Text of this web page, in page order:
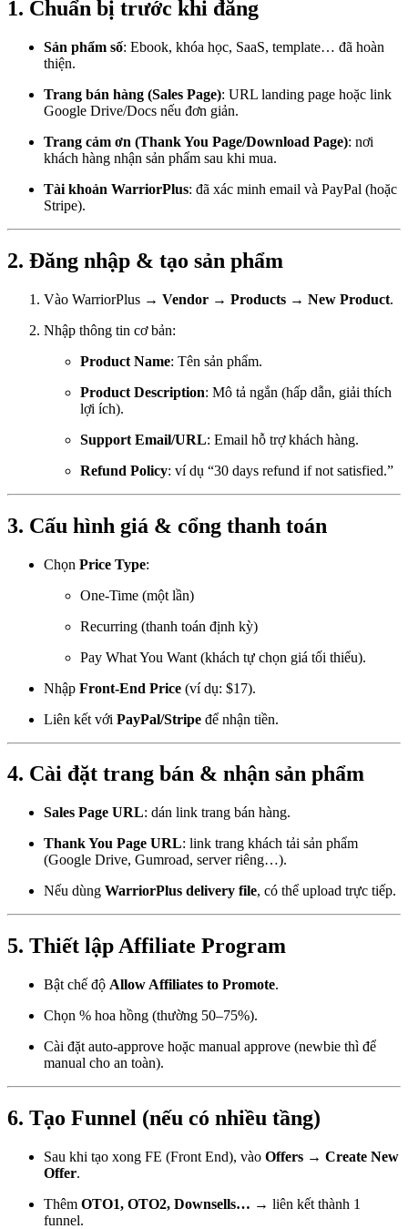
1. Chuẩn bị trước khi đăng
Sản phẩm số: Ebook, khóa học, SaaS, template… đã hoàn
thiện.
Trang bán hàng (Sales Page): URL landing page hoặc link
Google Drive/Docs nếu đơn giản.
Trang cảm ơn (Thank You Page/Download Page): nơi
khách hàng nhận sản phẩm sau khi mua.
Tài khoản WarriorPlus: đã xác minh email và PayPal (hoặc
Stripe).
2. Đăng nhập & tạo sản phẩm
Vào WarriorPlus → Vendor → Products → New Product.
Nhập thông tin cơ bản:
Product Name: Tên sản phẩm.
Product Description: Mô tả ngắn (hấp dẫn, giải thích
lợi ích).
Support Email/URL: Email hỗ trợ khách hàng.
Refund Policy: ví dụ “30 days refund if not satisfied.”
3. Cấu hình giá & cổng thanh toán
Chọn Price Type:
One-Time (một lần)
Recurring (thanh toán định kỳ)
Pay What You Want (khách tự chọn giá tối thiểu).
Nhập Front-End Price (ví dụ: $17).
Liên kết với PayPal/Stripe để nhận tiền.
4. Cài đặt trang bán & nhận sản phẩm
Sales Page URL: dán link trang bán hàng.
Thank You Page URL: link trang khách tải sản phẩm
(Google Drive, Gumroad, server riêng…).
Nếu dùng WarriorPlus delivery file, có thể upload trực tiếp.
5. Thiết lập Affiliate Program
Bật chế độ Allow Affiliates to Promote.
Chọn % hoa hồng (thường 50–75%).
Cài đặt auto-approve hoặc manual approve (newbie thì để
manual cho an toàn).
6. Tạo Funnel (nếu có nhiều tầng)
Sau khi tạo xong FE (Front End), vào Offers → Create New
Offer.
Thêm OTO1, OTO2, Downsells… → liên kết thành 1
funnel.